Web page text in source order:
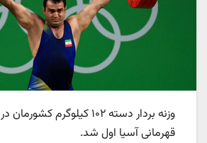
قهرمانی آسیا اول شد.